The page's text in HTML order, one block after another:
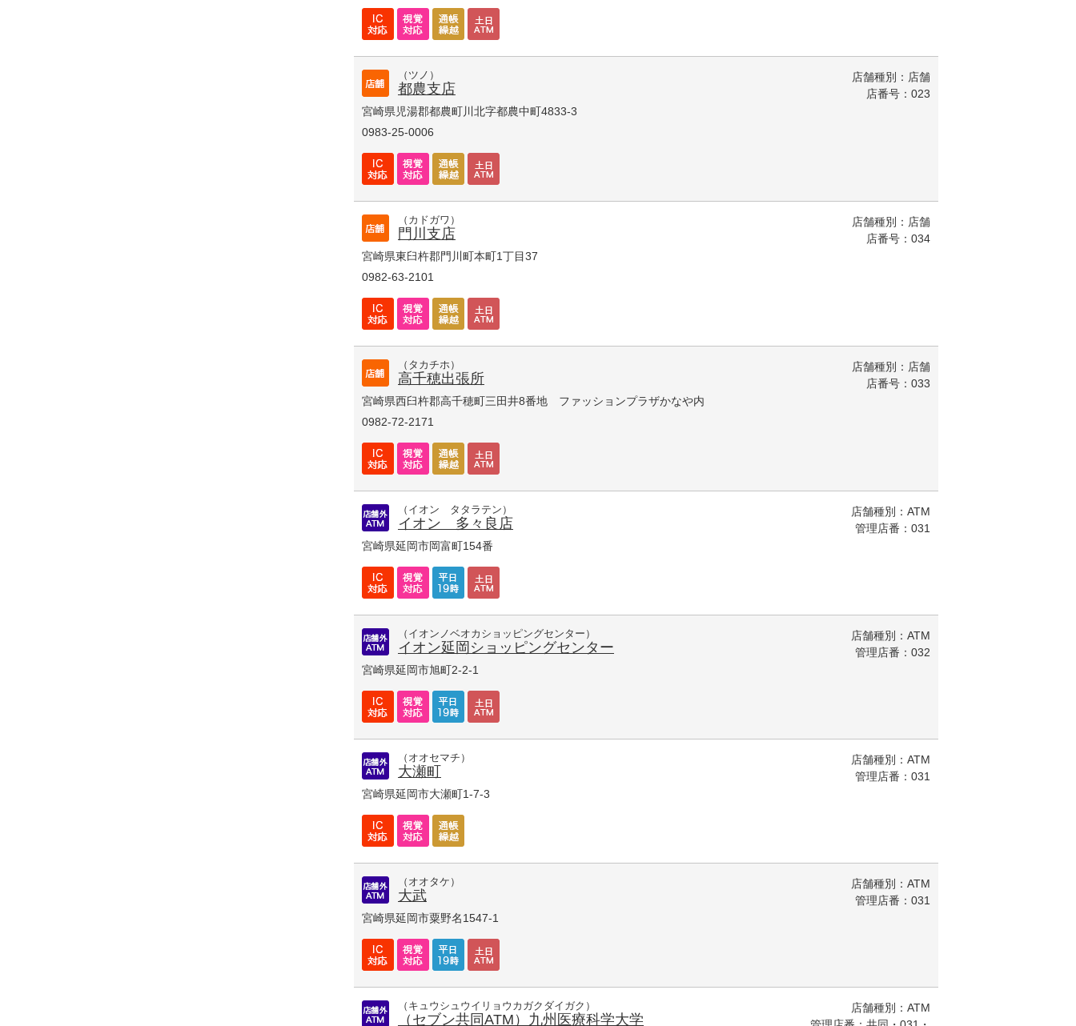
（ツノ）
都農支店
宮崎県児湯郡都農町川北字都農中町4833-3
0983-25-0006
店舗種別：店舗
店番号：023
（カドガワ）
門川支店
宮崎県東臼杵郡門川町本町1丁目37
0982-63-2101
店舗種別：店舗
店番号：034
（タカチホ）
高千穂出張所
宮崎県西臼杵郡高千穂町三田井8番地 ファッションプラザかなや内
0982-72-2171
店舗種別：店舗
店番号：033
（イオン タタラテン）
イオン 多々良店
宮崎県延岡市岡富町154番
店舗種別：ATM
管理店番：031
（イオンノベオカショッピングセンター）
イオン延岡ショッピングセンター
宮崎県延岡市旭町2-2-1
店舗種別：ATM
管理店番：032
（オオセマチ）
大瀬町
宮崎県延岡市大瀬町1-7-3
店舗種別：ATM
管理店番：031
（オオタケ）
大武
宮崎県延岡市粟野名1547-1
店舗種別：ATM
管理店番：031
（キュウシュウイリョウカガクダイガク）
（セブン共同ATM）九州医療科学大学
店舗種別：ATM